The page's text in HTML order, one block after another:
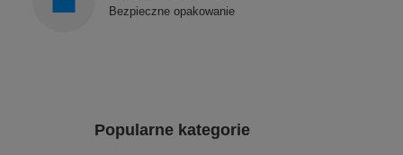
Bezpieczne opakowanie
Popularne kategorie